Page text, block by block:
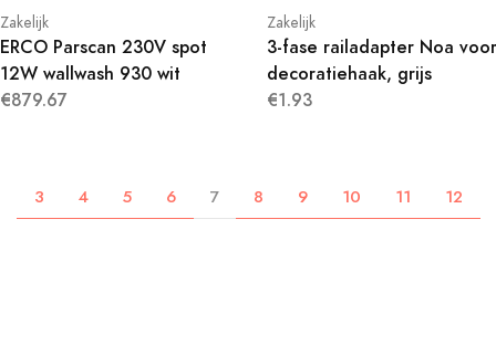
Zakelijk
ERCO Parscan 230V spot
12W wallwash 930 wit
€879.67
Zakelijk
3-fase railadapter Noa voor
decoratiehaak, grijs
€1.93
3 4 5 6 7 8 9 10 11 12